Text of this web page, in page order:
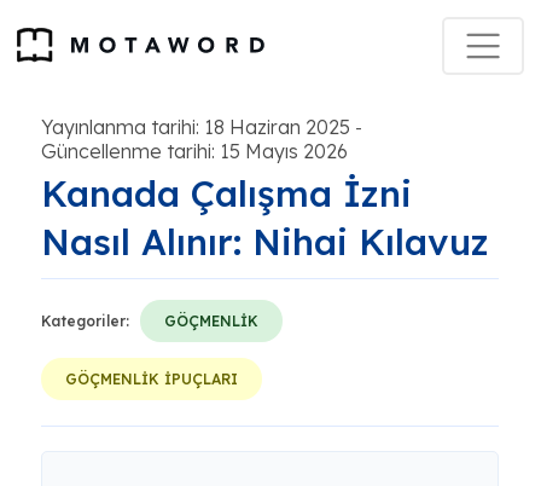
Yayınlanma tarihi: 18 Haziran 2025 -
Güncellenme tarihi: 15 Mayıs 2026
Kanada Çalışma İzni
Nasıl Alınır: Nihai Kılavuz
Kategoriler: GÖÇMENLİK
GÖÇMENLİK İPUÇLARI